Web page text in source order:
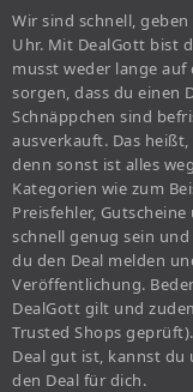
Wir sind schnell,
Uhr. Mit DealGott bist
musst weder lange auf
sorgen, dass du einen
Schnäppchen sind
ausverkauft. Das
denn sonst ist alles
Kategorien wie zum
Preisfehler,
schnell genug sein
du den Deal melden
Veröffentlichung.
DealGott gilt und
Trusted Shops
Deal gut ist, kannst
den Deal für dich.